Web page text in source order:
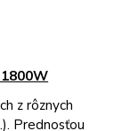
z rôznych
Prednosťou